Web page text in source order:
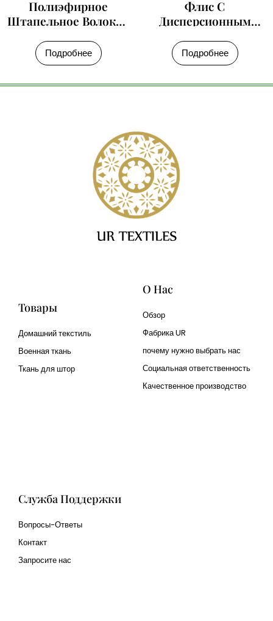
Полиэфирное
Штапельное Волокно
Хлопка
Подробнее
Флис С
Дисперсионным
Подробнее
Товары
Домашний текстиль
Военная ткань
Ткань для штор
О Нас
Обзор
Фабрика UR
почему нужно выбрать нас
Социальная ответственность
Качественное производство
Служба Поддержки
Вопросы-Ответы
Контакт
Запросите нас